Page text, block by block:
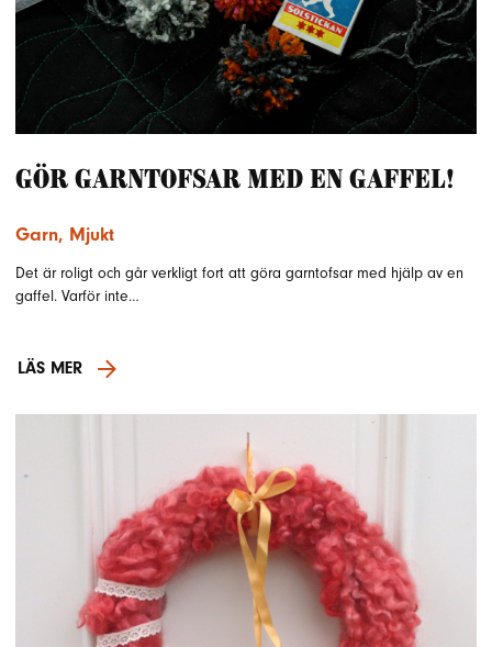
Gör garntofsar med en gaffel!
Garn, Mjukt
Det är roligt och går verkligt fort att göra garntofsar med hjälp av en
gaffel. Varför inte…
LÄS MER